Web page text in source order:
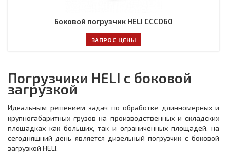
Боковой погрузчик HELI CCCD60
ЗАПРОС ЦЕНЫ
Погрузчики HELI с боковой
загрузкой
Идеальным решением задач по обработке длинномерных и
крупногабаритных грузов на производственных и складских
площадках как больших, так и ограниченных площадей, на
сегодняшний день является дизельный погрузчик с боковой
загрузкой HELI.